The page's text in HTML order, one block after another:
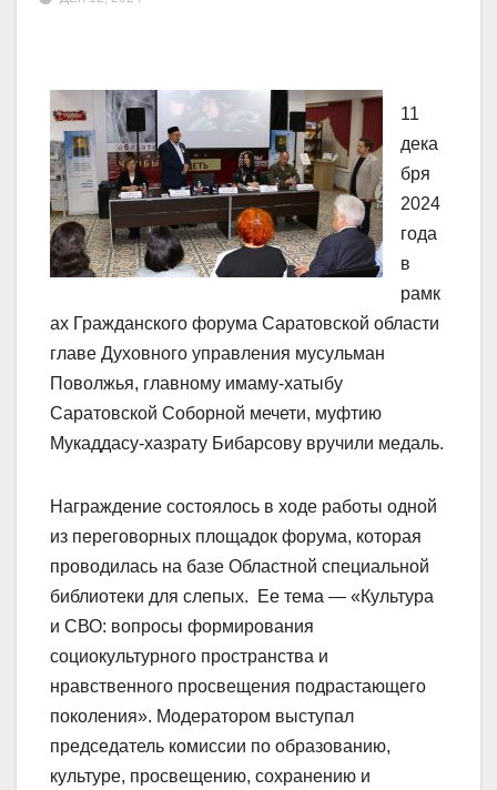
11
дека
бря
2024
года
в
рамк
ах Гражданского форума Саратовской области
главе Духовного управления мусульман
Поволжья, главному имаму-хатыбу
Саратовской Соборной мечети, муфтию
Мукаддасу-хазрату Бибарсову вручили медаль.
Награждение состоялось в ходе работы одной
из переговорных площадок форума, которая
проводилась на базе Областной специальной
библиотеки для слепых. Ее тема — «Культура
и СВО: вопросы формирования
социокультурного пространства и
нравственного просвещения подрастающего
поколения». Модератором выступал
председатель комиссии по образованию,
культуре, просвещению, сохранению и